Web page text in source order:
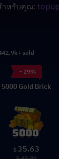
ำหรับคุณ:
sold
- 29%
5000 Gold Brick
$ 35.63